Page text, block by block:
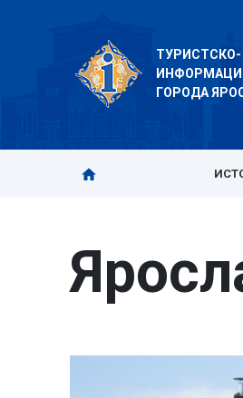
ТУРИСТСКО-
ГОРОДА